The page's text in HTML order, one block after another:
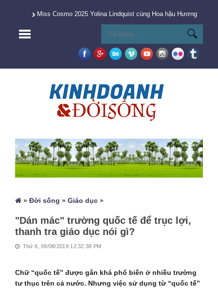
Miss Cosmo 2025 Yolina Lindquist cùng Hoa hậu Hương
»Đời sống »Giáo dục »
"Dán mác" trường quốc tế để trục lợi,
thanh tra giáo dục nói gì?
Thứ 6, 09/08/2019 12:32:38 PM
Chữ “quốc tế” được gắn khá phổ biến ở nhiều trường
tư thục trên cả nước. Nhưng việc sử dụng từ “quốc tế”